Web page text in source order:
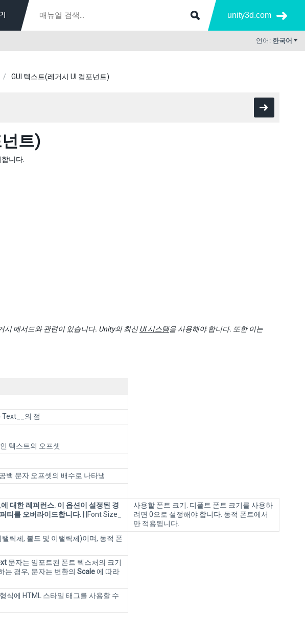
unity3d.com
언어: 한국어
GUI 텍스트(레거시 UI 컴포넌트)
트)
니다.
시 메서드와 관련이 있습니다. Unity의 최신UI 시스템을 사용해야 합니다. 또한 이는
Text__의 점
텍스트의 오프셋
백 문자 오프셋의 배수로 나타냄
대한 레퍼런스. 이 옵션이 설정된 경
티를 오버라이드합니다. | |
Font Size_
사용할 폰트 크기. 디폴트 폰트 크기를 사용하
려면 0으로 설정해야 합니다. 동적 폰트에서
만 적용됩니다.
릭체, 볼드 및 이탤릭체)이며, 동적 폰
문자는 임포트된 폰트 텍스처의 크기
는 경우, 문자는 변환의 Scale에 따라
식에 HTML 스타일 태그를 사용할 수